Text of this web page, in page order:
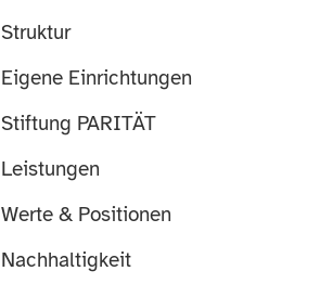
Struktur
Eigene Einrichtungen
Stiftung PARITÄT
Leistungen
Werte & Positionen
Nachhaltigkeit